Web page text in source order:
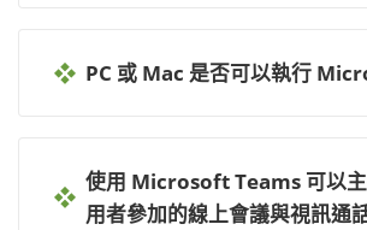
PC 或 Mac 是否可以執行
使用 Microsoft Teams 可以
用者參加的線上會議與視訊通